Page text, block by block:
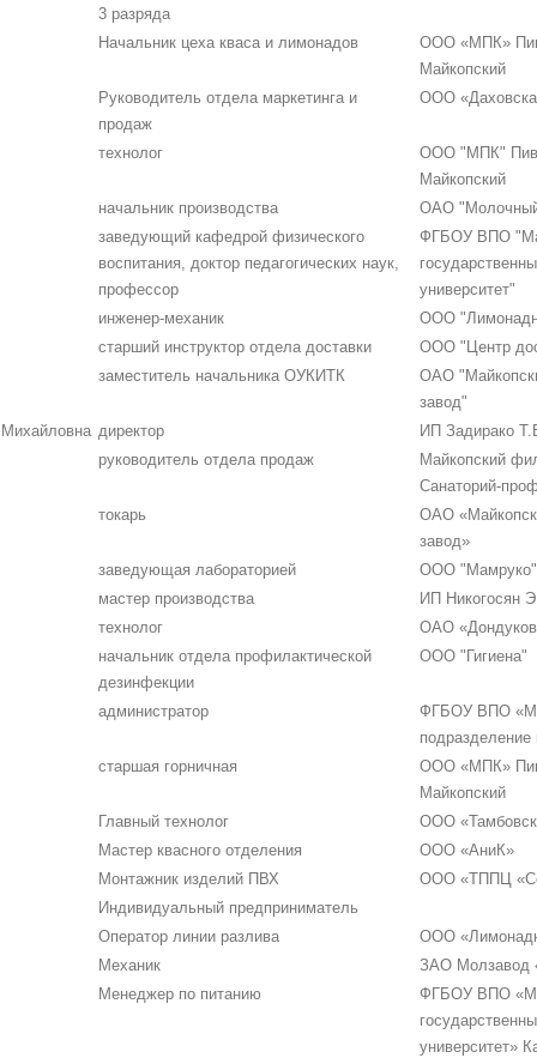
3 разряда
Начальник цеха кваса и лимонадов
ООО «МПК»
Майкопский
Руководитель отдела маркетинга и
продаж
ООО
технолог
ООО "МПК"
Майкопский
начальник производства
ОАО "Молочный
заведующий кафедрой физического
воспитания, доктор педагогических наук,
профессор
ФГБОУ ВПО
университет"
инженер-механик
ООО
старший инструктор отдела доставки
ООО "Центр
заместитель начальника ОУКИТК
ОАО
завод"
директор
ИП Задирако
руководитель отдела продаж
Майкопский
Санаторий-
токарь
ОАО
завод»
заведующая лабораторией
ООО "Мамруко"
мастер производства
ИП Никогосян
технолог
ОАО
начальник отдела профилактической
дезинфекции
ООО "Гигиена"
администратор
ФГБОУ ВПО
старшая горничная
ООО «МПК»
Майкопский
Главный технолог
ООО
Мастер квасного отделения
ООО «АниК»
Монтажник изделий ПВХ
ООО «ТППЦ
Индивидуальный предприниматель
Оператор линии разлива
ООО
Механик
ЗАО Молзавод
Менеджер по питанию
ФГБОУ ВПО
университет»